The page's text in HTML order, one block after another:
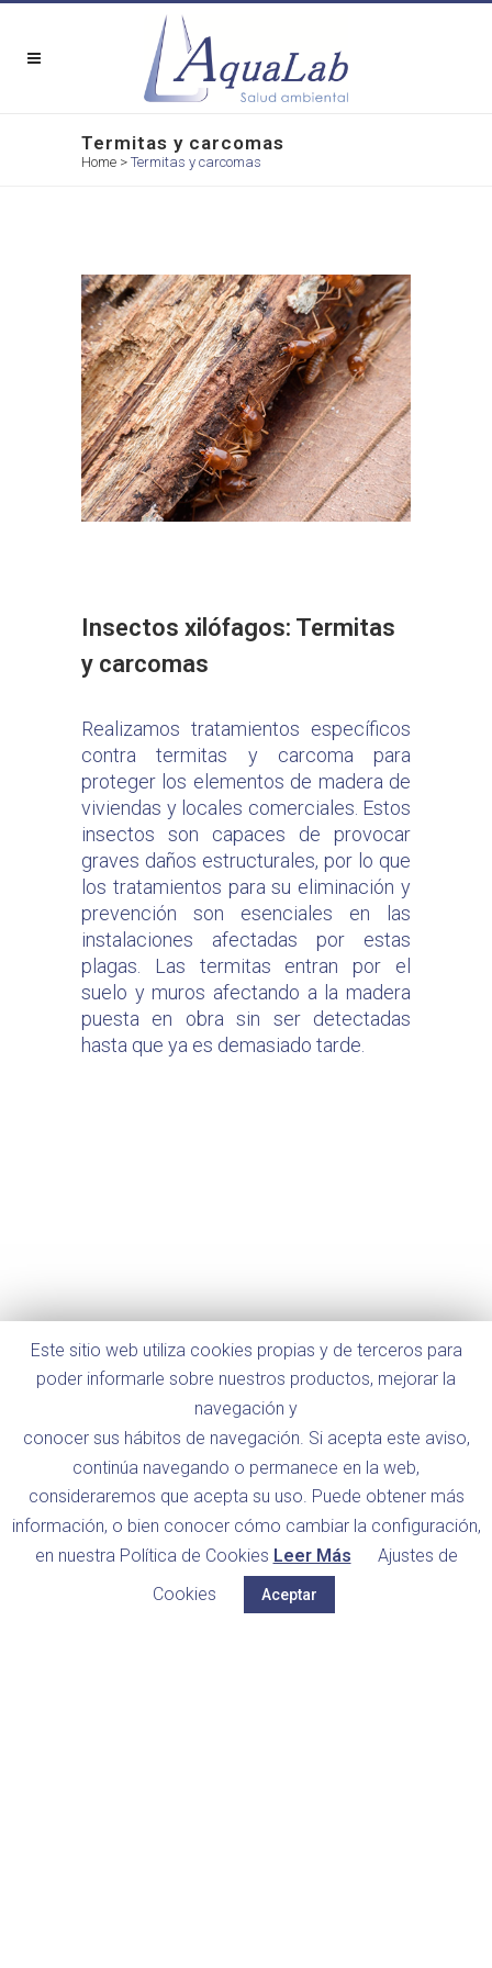
Termitas y carcomas
Home > Termitas y carcomas
Insectos xilófagos: Termitas
y carcomas
Realizamos tratamientos específicos
contra termitas y carcoma para
proteger los elementos de madera de
viviendas y locales comerciales. Estos
insectos son capaces de provocar
graves daños estructurales, por lo que
los tratamientos para su eliminación y
prevención son esenciales en las
instalaciones afectadas por estas
plagas. Las termitas entran por el
suelo y muros afectando a la madera
puesta en obra sin ser detectadas
hasta que ya es demasiado tarde.
Este sitio web utiliza cookies propias y de terceros para
poder informarle sobre nuestros productos, mejorar la
navegación y
conocer sus hábitos de navegación. Si acepta este aviso,
continúa navegando o permanece en la web,
consideraremos que acepta su uso. Puede obtener más
información, o bien conocer cómo cambiar la configuración,
en nuestra Política de Cookies Leer Más
Ajustes de
Cookies
Aceptar